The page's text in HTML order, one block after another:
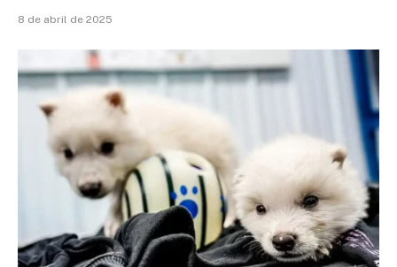
8 de abril de 2025